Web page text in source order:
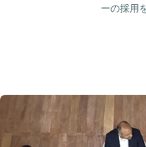
ーの採用